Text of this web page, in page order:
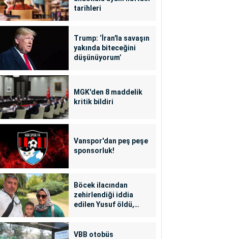
tarihleri
Trump: ‘İran'la savaşın
yakında biteceğini
düşünüyorum’
MGK'den 8 maddelik
kritik bildiri
Vanspor'dan peş peşe
sponsorluk!
Böcek ilacından
zehirlendiği iddia
edilen Yusuf öldü,
VBB otobüs